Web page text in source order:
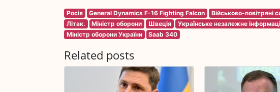
Росія General Dynamics F-16 Fighting Falcon Військово-повітряні
Літак.
Міністр оборони Швеція Українське незалежне
Міністр оборони України
Saab 340
Related posts